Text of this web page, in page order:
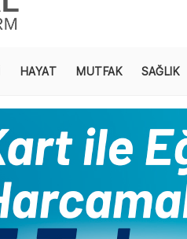
HAYAT MUTFAK SAĞLIK